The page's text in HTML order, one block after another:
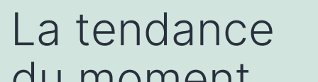
La tendance